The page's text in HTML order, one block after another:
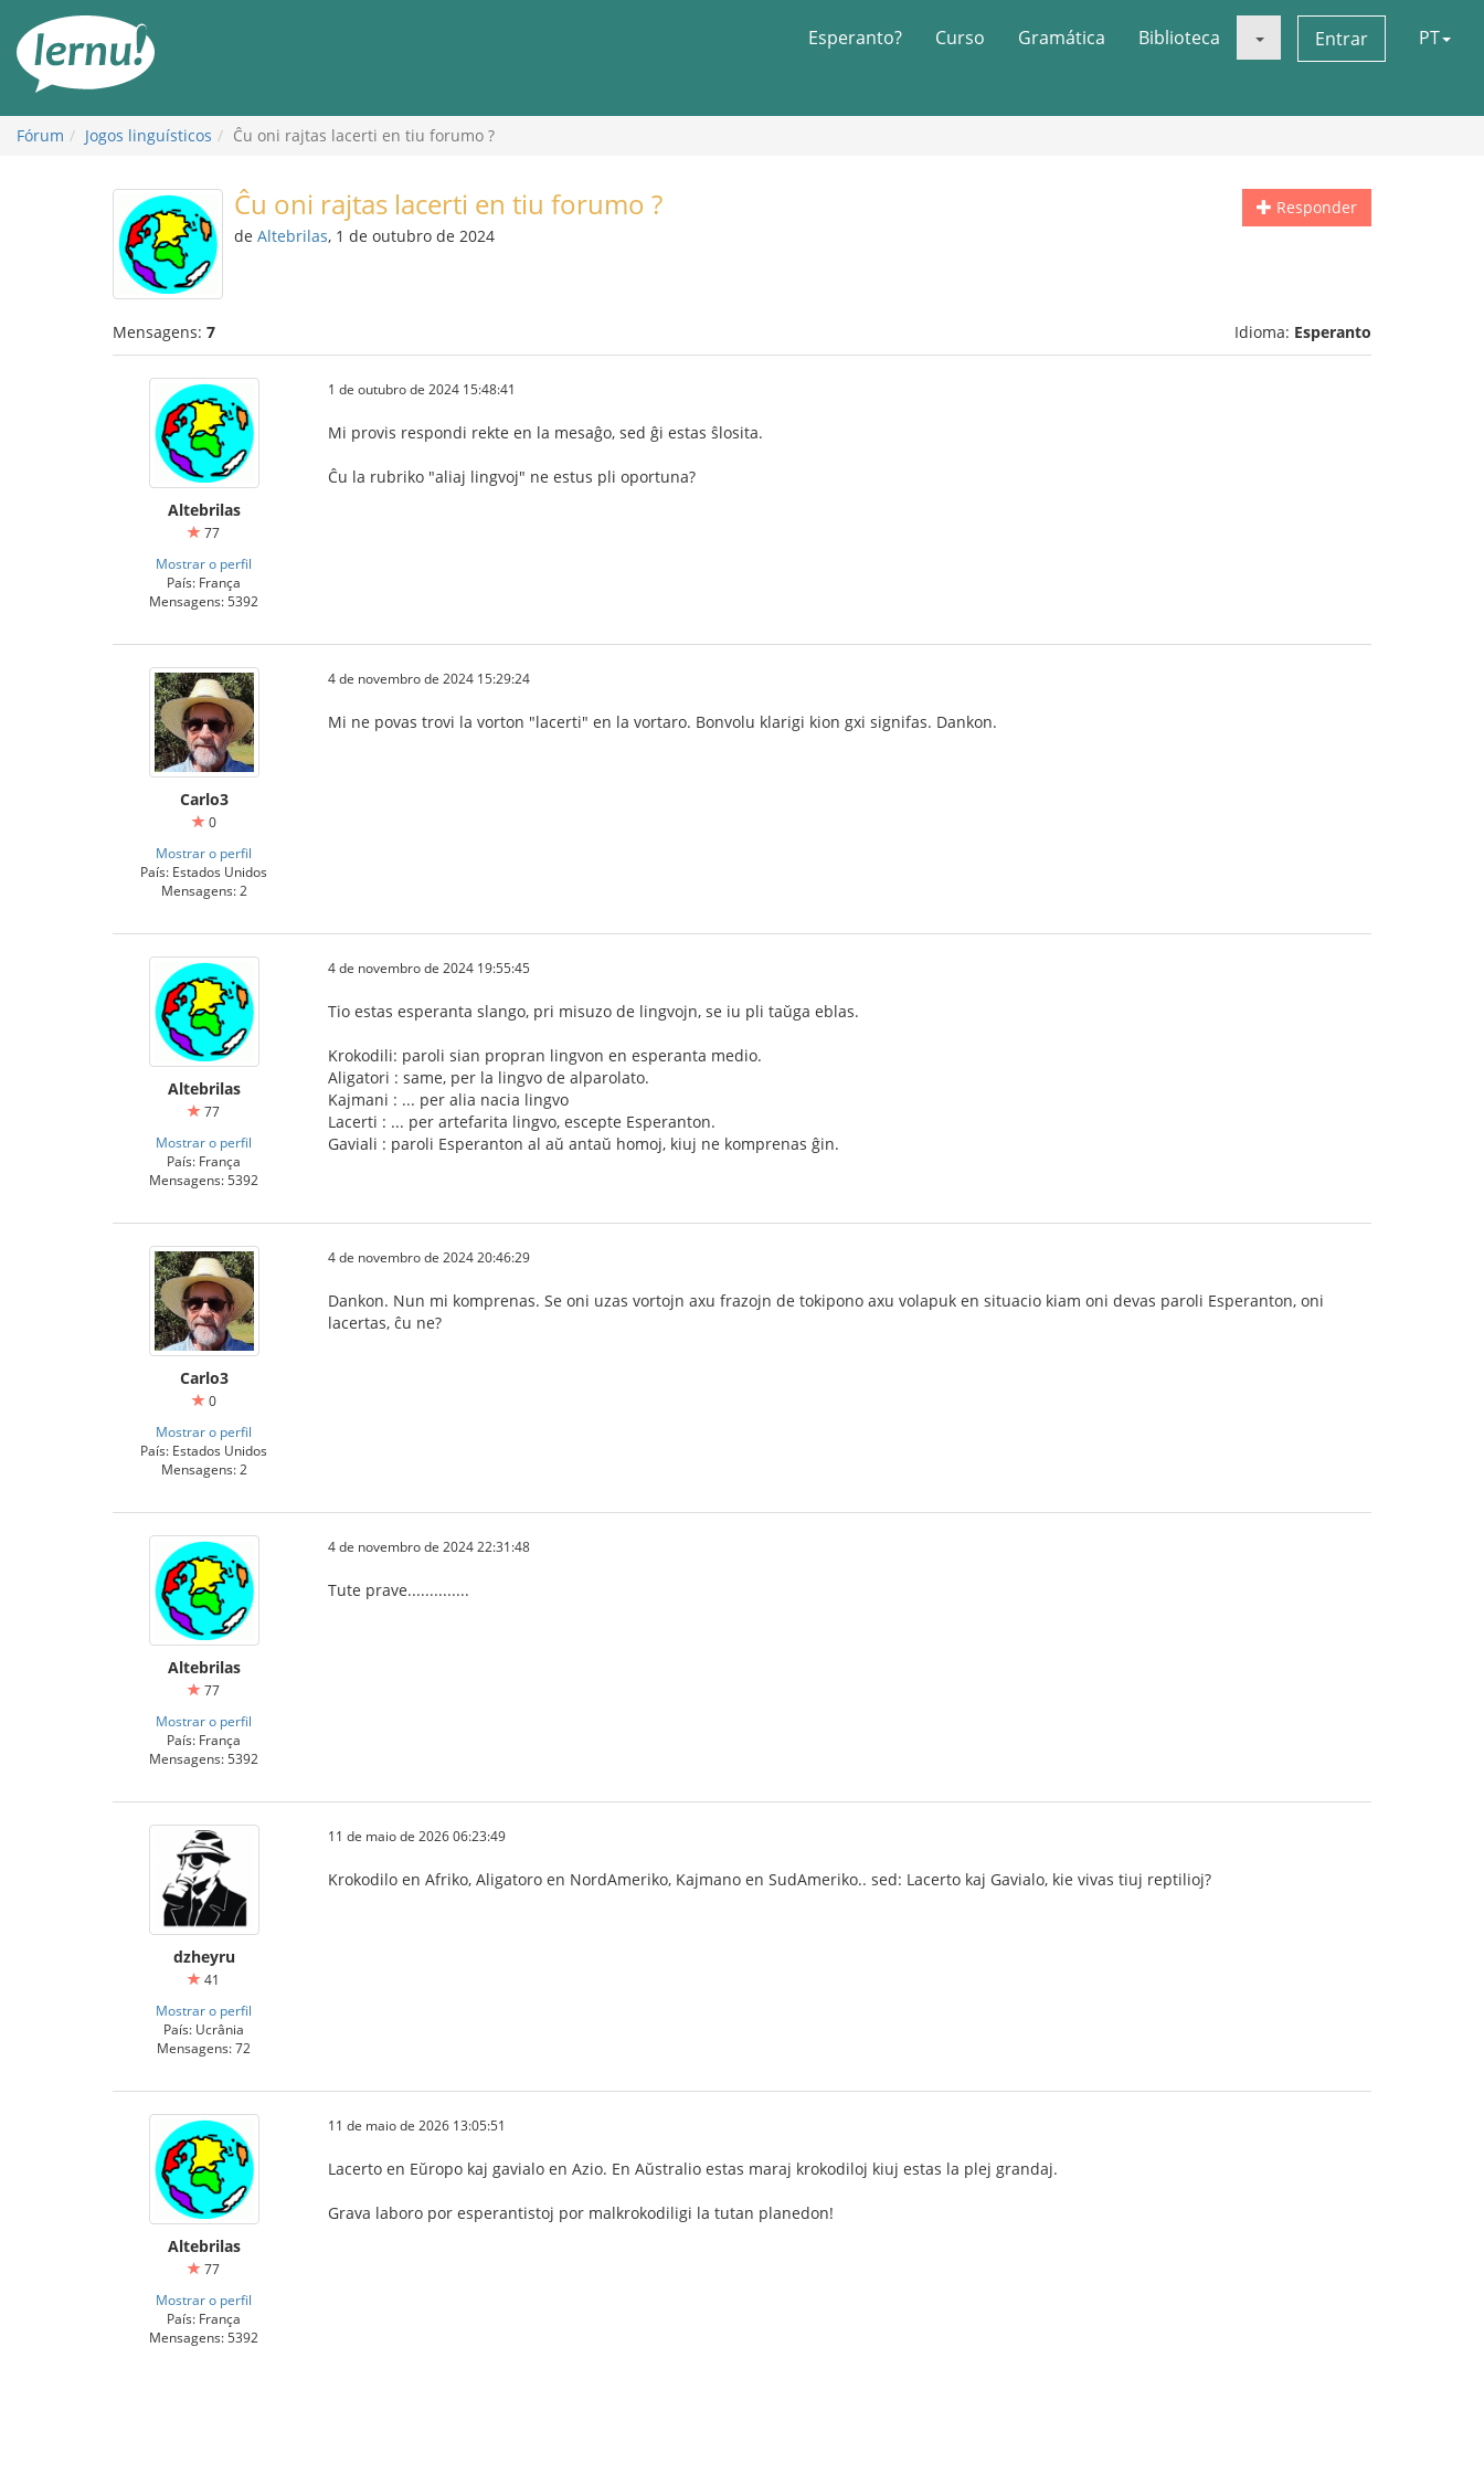
conteúdo
Esperanto? Curso Gramática Biblioteca Entrar PT
Fórum Jogos linguísticos Ĉu oni rajtas lacerti en tiu forumo ?
Responder
Ĉu oni rajtas lacerti en tiu forumo ?
de Altebrilas, 1 de outubro de 2024
Mensagens: 7 Idioma: Esperanto
Altebrilas
77
Mostrar o perfil
País: França
Mensagens: 5392
1 de outubro de 2024 15:48:41
Mi provis respondi rekte en la mesaĝo, sed ĝi estas ŝlosita.
Ĉu la rubriko "aliaj lingvoj" ne estus pli oportuna?
Carlo3
0
Mostrar o perfil
País: Estados Unidos
Mensagens: 2
4 de novembro de 2024 15:29:24
Mi ne povas trovi la vorton "lacerti" en la vortaro. Bonvolu klarigi kion gxi signifas. Dankon.
Altebrilas
77
Mostrar o perfil
País: França
Mensagens: 5392
4 de novembro de 2024 19:55:45
Tio estas esperanta slango, pri misuzo de lingvojn, se iu pli taŭga eblas.
Krokodili: paroli sian propran lingvon en esperanta medio.
Aligatori : same, per la lingvo de alparolato.
Kajmani : ... per alia nacia lingvo
Lacerti : ... per artefarita lingvo, escepte Esperanton.
Gaviali : paroli Esperanton al aŭ antaŭ homoj, kiuj ne komprenas ĝin.
Carlo3
0
Mostrar o perfil
País: Estados Unidos
Mensagens: 2
4 de novembro de 2024 20:46:29
Dankon. Nun mi komprenas. Se oni uzas vortojn axu frazojn de tokipono axu volapuk en situacio kiam oni devas paroli Esperanton, oni
lacertas, ĉu ne?
Altebrilas
77
Mostrar o perfil
País: França
Mensagens: 5392
4 de novembro de 2024 22:31:48
Tute prave..............
dzheyru
41
Mostrar o perfil
País: Ucrânia
Mensagens: 72
11 de maio de 2026 06:23:49
Krokodilo en Afriko, Aligatoro en NordAmeriko, Kajmano en SudAmeriko.. sed: Lacerto kaj Gavialo, kie vivas tiuj reptilioj?
Altebrilas
77
Mostrar o perfil
País: França
Mensagens: 5392
11 de maio de 2026 13:05:51
Lacerto en Eŭropo kaj gavialo en Azio. En Aŭstralio estas maraj krokodiloj kiuj estas la plej grandaj.
Grava laboro por esperantistoj por malkrokodiligi la tutan planedon!